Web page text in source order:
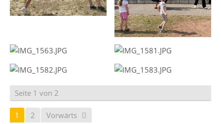
Seite 1 von 2
1 2 Vorwärts